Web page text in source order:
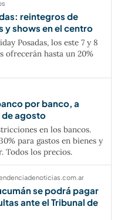
reintegros de
y shows en el centro
Posadas, los este 7 y 8
ofrecerán hasta un 20%
por banco, a
de agosto
en los bancos.
para gastos en bienes y
Todos los precios.
se podrá pagar
ante el Tribunal de